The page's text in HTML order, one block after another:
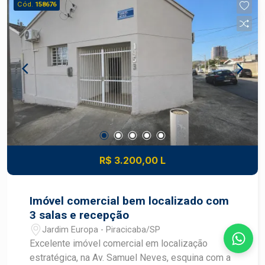
portaria com segurança 24 horas. Área de Lazer,
Academia e complexo fitness. Quadras
poliesportivas, de tênis e campo de futebol
gramado .Quadras de beach tennis e quiosques
com churrasqueira. Playground e salão de festas.
Contando com 250m2 de terreno , é um excelente
sobrado: - garagem para 02 veículos - ampla sala
- cozinha equipada e com área gourmet -
banheiro social -02 dormitórios sendo 1 com
closet e suíte. Parte superior: suíte com closet,
Cód. 158676
R$ 3.200,00 L
Imóvel comercial bem localizado com
3 salas e recepção
Jardim Europa - Piracicaba/SP
Excelente imóvel comercial em localização
estratégica, na Av. Samuel Neves, esquina com a